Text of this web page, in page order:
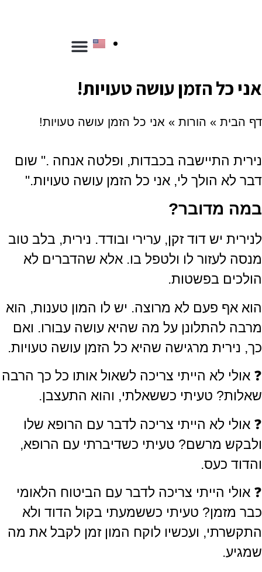
אני כל הזמן עושה טעויות!
דף הבית » הורות » אני כל הזמן עושה טעויות!
נירית התיישבה בכבדות, ופלטה אנחה ." שום
דבר לא הולך לי, אני כל הזמן עושה טעויות."
במה מדובר?
לנירית יש דוד זקן, ערירי ובודד. נירית, בלב טוב
מנסה לעזור לו ולטפל בו. אלא שהדברים לא
הולכים בפשטות.
הוא אף פעם לא מרוצה. יש לו המון טענות, הוא
מרבה להתלונן על מה שהיא עושה עבורו. ואם
כך, נירית מרגישה שהיא כל הזמן עושה טעויות.
❓ אולי לא הייתי צריכה לשאול אותו כל כך הרבה
שאלות? טעיתי כששאלתי, והוא התעצבן.
❓ אולי לא הייתי צריכה לדבר עם הרופא שלו
ולבקש מרשם? טעיתי כשדיברתי עם הרופא,
והדוד כעס.
❓ אולי הייתי צריכה לדבר עם הביטוח הלאומי
כבר מזמן? טעיתי כששמעתי בקול הדוד ולא
התקשרתי, ועכשיו לוקח המון זמן לקבל את מה
שמגיע.